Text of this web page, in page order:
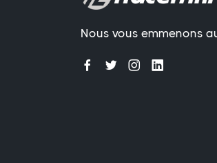
Nous vous emmenons